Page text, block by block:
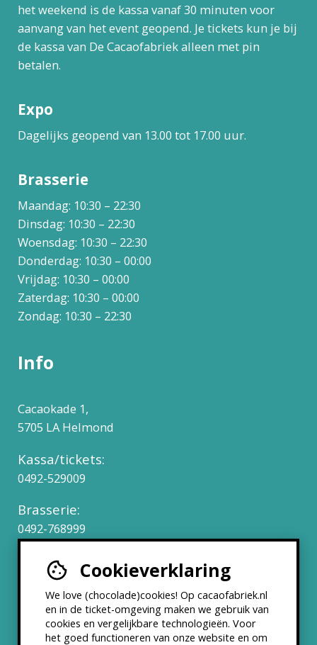
Cookieverklaring
We love (chocolade)cookies! Op cacaofabriek.nl
en in de ticket-omgeving maken we gebruik van
cookies en vergelijkbare technologieën. Voor
het goed functioneren van onze website en om
het weekend is de kassa vanaf 30 minuten voor
aanvang van het event geopend. Je tickets kun je bij
de kassa van De Cacaofabriek alleen met pin
betalen.
Expo
Dagelijks geopend van 13.00 tot 17.00 uur.
Brasserie
Maandag: 10:30 – 22:30
Dinsdag: 10:30 – 22:30
Woensdag: 10:30 – 22:30
Donderdag: 10:30 – 00:00
Vrijdag: 10:30 – 00:00
Zaterdag: 10:30 – 00:00
Zondag: 10:30 – 22:30
Info
Cacaokade 1,
5705 LA Helmond
Kassa/tickets:
0492-529009
Brasserie:
0492-768999
Werken bij
Partners & Samenwerkingen